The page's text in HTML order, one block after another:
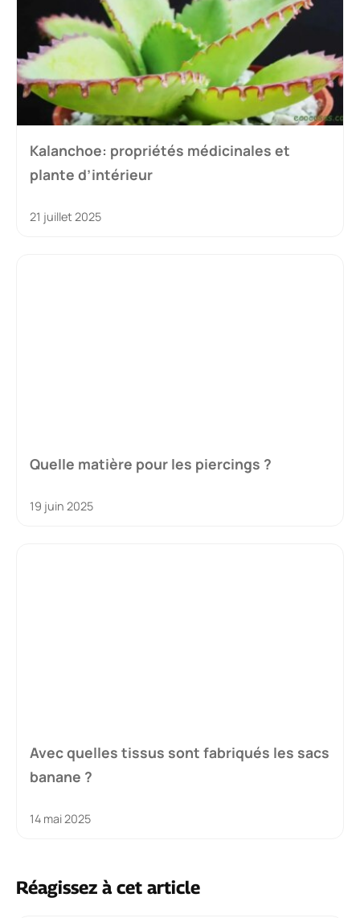
Kalanchoe: propriétés médicinales et
plante d’intérieur
21 juillet 2025
Quelle matière pour les piercings ?
19 juin 2025
Avec quelles tissus sont fabriqués les sacs
banane ?
14 mai 2025
Réagissez à cet article